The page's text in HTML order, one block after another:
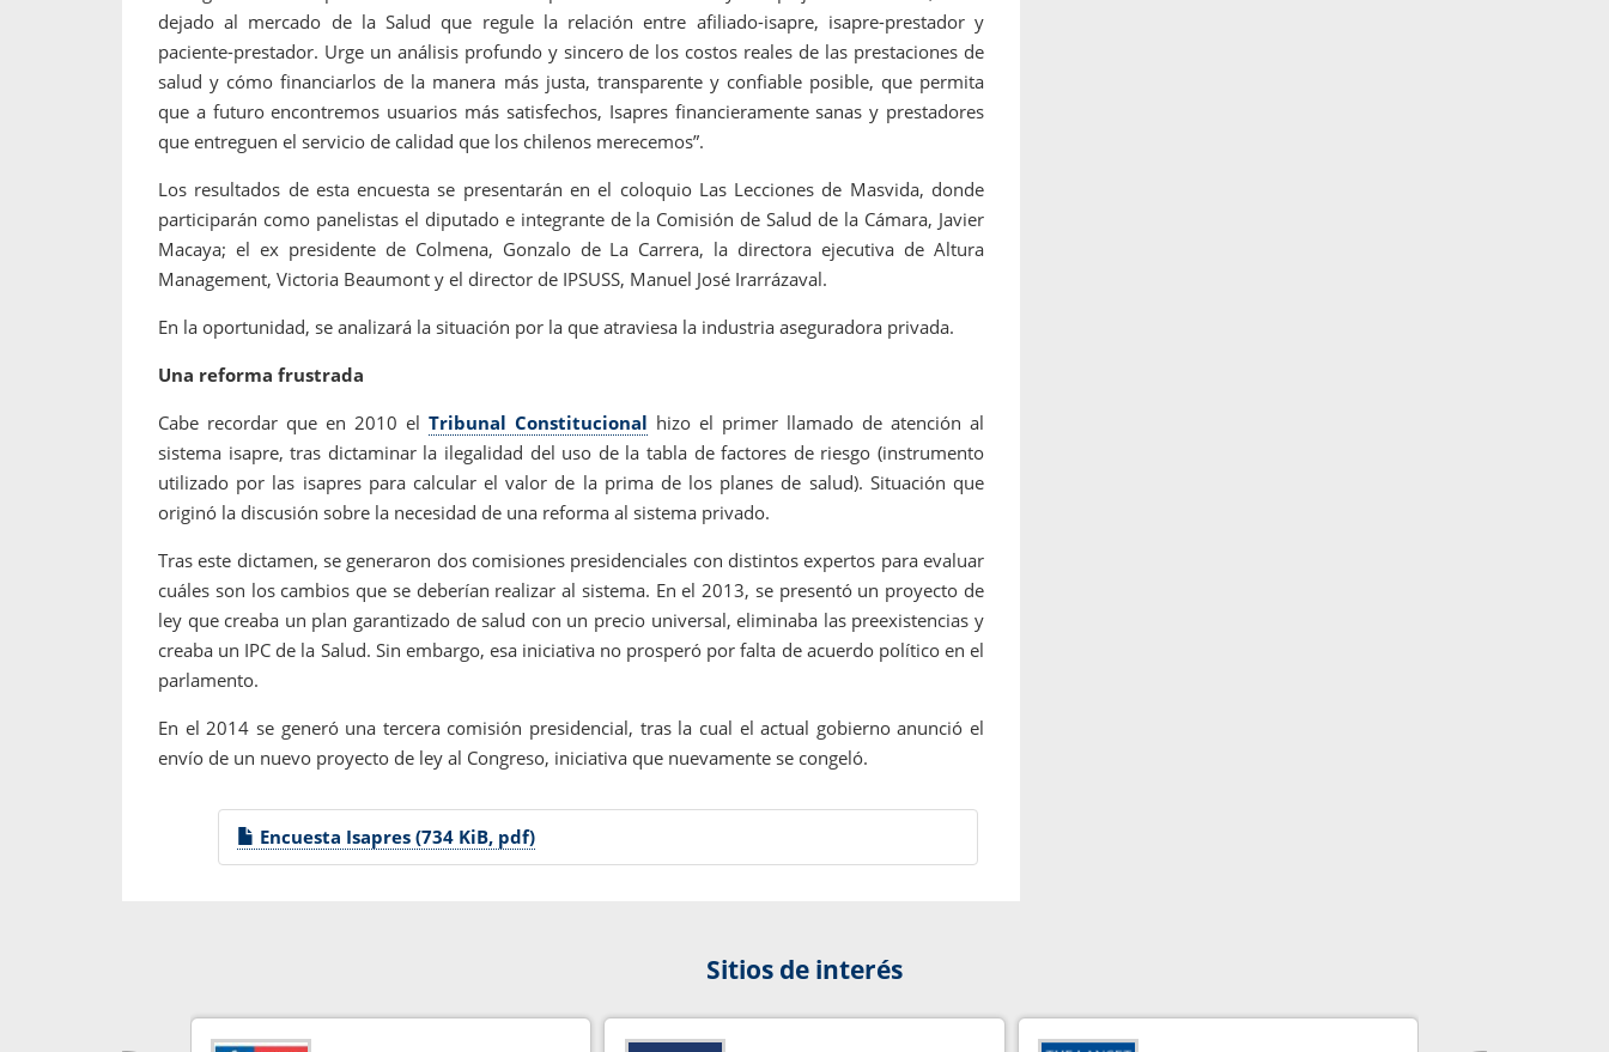
dejado al mercado de la Salud que regule la relación entre afiliado-isapre, isapre-prestador y
paciente-prestador. Urge un análisis profundo y sincero de los costos reales de las prestaciones de
salud y cómo financiarlos de la manera más justa, transparente y confiable posible, que permita
que a futuro encontremos usuarios más satisfechos, Isapres financieramente sanas y prestadores
que entreguen el servicio de calidad que los chilenos merecemos”.
Los resultados de esta encuesta se presentarán en el coloquio Las Lecciones de Masvida, donde
participarán como panelistas el diputado e integrante de la Comisión de Salud de la Cámara, Javier
Macaya; el ex presidente de Colmena, Gonzalo de La Carrera, la directora ejecutiva de Altura
Management, Victoria Beaumont y el director de IPSUSS, Manuel José Irarrázaval.
En la oportunidad, se analizará la situación por la que atraviesa la industria aseguradora privada.
Una reforma frustrada
Cabe recordar que en 2010 el Tribunal Constitucional hizo el primer llamado de atención al
sistema isapre, tras dictaminar la ilegalidad del uso de la tabla de factores de riesgo (instrumento
utilizado por las isapres para calcular el valor de la prima de los planes de salud). Situación que
originó la discusión sobre la necesidad de una reforma al sistema privado.
Tras este dictamen, se generaron dos comisiones presidenciales con distintos expertos para evaluar
cuáles son los cambios que se deberían realizar al sistema. En el 2013, se presentó un proyecto de
ley que creaba un plan garantizado de salud con un precio universal, eliminaba las preexistencias y
creaba un IPC de la Salud. Sin embargo, esa iniciativa no prosperó por falta de acuerdo político en el
parlamento.
En el 2014 se generó una tercera comisión presidencial, tras la cual el actual gobierno anunció el
envío de un nuevo proyecto de ley al Congreso, iniciativa que nuevamente se congeló.
Encuesta Isapres (734 KiB, pdf)
Sitios de interés